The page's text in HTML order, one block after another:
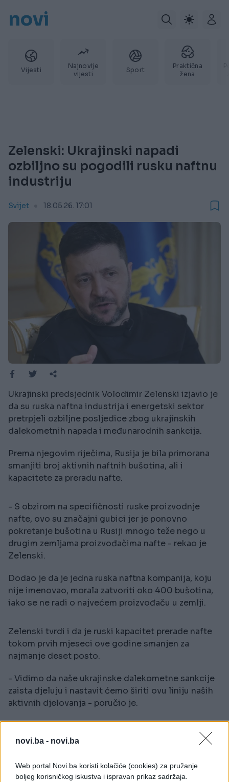
novi.ba - novi.ba
Web portal Novi.ba koristi kolačiće (cookies) za pružanje
boljeg korisničkog iskustva i ispravan prikaz sadržaja.
novi
Vijesti
Najnovije
vijesti
Sport
Praktična
žena
Zelenski: Ukrajinski napadi
ozbiljno su pogodili rusku naftnu
industriju
Svijet 18.05.26. 17:01
Ukrajinski predsjednik Volodimir Zelenski izjavio je
da su ruska naftna industrija i energetski sektor
pretrpjeli ozbiljne posljedice zbog ukrajinskih
dalekometnih napada i međunarodnih sankcija.
Prema njegovim riječima, Rusija je bila primorana
smanjiti broj aktivnih naftnih bušotina, ali i
kapacitete za preradu nafte.
- S obzirom na specifičnosti ruske proizvodnje
nafte, ovo su značajni gubici jer je ponovno
pokretanje bušotina u Rusiji mnogo teže nego u
drugim zemljama proizvođačima nafte - rekao je
Zelenski.
Dodao je da je jedna ruska naftna kompanija, koju
nije imenovao, morala zatvoriti oko 400 bušotina,
iako se ne radi o najvećem proizvođaču u zemlji.
Zelenski tvrdi i da je ruski kapacitet prerade nafte
tokom prvih mjeseci ove godine smanjen za
najmanje deset posto.
- Vidimo da naše ukrajinske dalekometne sankcije
zaista djeluju i nastavit ćemo širiti ovu liniju naših
aktivnih djelovanja - poručio je.
Ukrajinski predsjednik naveo je i da je deficit
ruskog federalnog budžeta do maja dostigao
budžeti suočavaju s ozbiljnim finansijskim
problemima i mogućim bankrotom.